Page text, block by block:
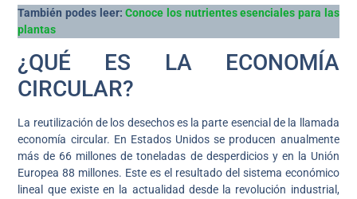
También podes leer:Conoce los nutrientes esenciales para las
plantas
¿QUÉ ES LA ECONOMÍA
CIRCULAR?
La reutilización de los desechos es la parte esencial de la llamada
economía circular. En Estados Unidos se producen anualmente
más de 66 millones de toneladas de desperdicios y en la Unión
Europea 88 millones. Este es el resultado del sistema económico
lineal que existe en la actualidad desde la revolución industrial,